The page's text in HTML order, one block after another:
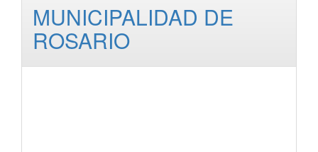
MUNICIPALIDAD DE
ROSARIO